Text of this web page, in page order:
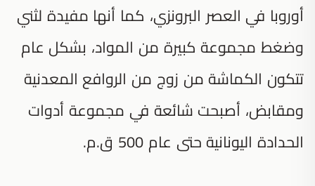
أوروبا في العصر البرونزي، كما أنها مفيدة لثني
وضغط مجموعة كبيرة من المواد، بشكل عام
تتكون الكماشة من زوج من الروافع المعدنية
ومقابض، أصبحت شائعة في مجموعة أدوات
الحدادة اليونانية حتى عام 500 ق.م.